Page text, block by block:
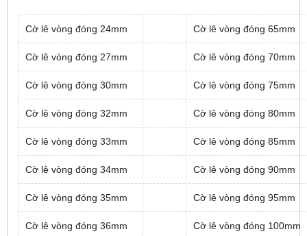
Cờ lê vòng đóng 24mm Cờ lê vòng đóng 65mm
Cờ lê vòng đóng 27mm Cờ lê vòng đóng 70mm
Cờ lê vòng đóng 30mm Cờ lê vòng đóng 75mm
Cờ lê vòng đóng 32mm Cờ lê vòng đóng 80mm
Cờ lê vòng đóng 33mm Cờ lê vòng đóng 85mm
Cờ lê vòng đóng 34mm Cờ lê vòng đóng 90mm
Cờ lê vòng đóng 35mm Cờ lê vòng đóng 95mm
Cờ lê vòng đóng 36mm Cờ lê vòng đóng 100mm